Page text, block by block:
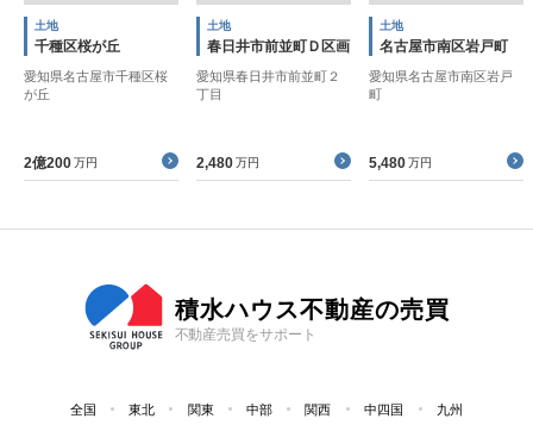
土地
千種区桜が丘
愛知県名古屋市千種区桜
が丘
2億200 万円
土地
春日井市前並町Ｄ区画
愛知県春日井市前並町２
丁目
2,480 万円
土地
名古屋市南区岩戸町
愛知県名古屋市南区岩戸
町
5,480 万円
積水ハウス不動産の売買
不動産売買をサポート
全国 東北 関東 中部 関西 中四国 九州